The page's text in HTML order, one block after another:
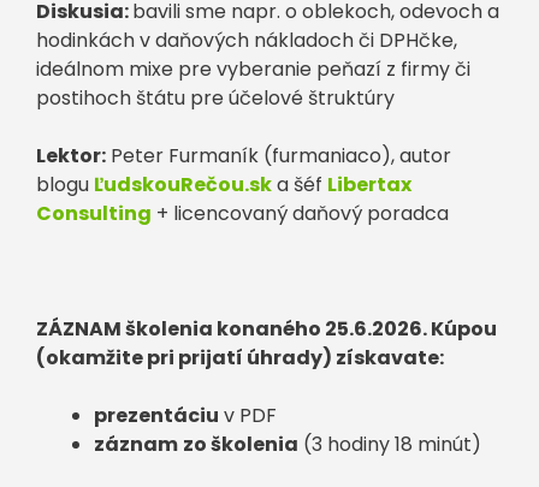
Diskusia:bavili sme napr. o oblekoch, odevoch a
hodinkách v daňových nákladoch či DPHčke,
ideálnom mixe pre vyberanie peňazí z firmy či
postihoch štátu pre účelové štruktúry
Lektor: Peter Furmaník (furmaniaco), autor
blogu ĽudskouRečou.ska šéf Libertax
Consulting + licencovaný daňový poradca
ZÁZNAM školenia konaného 25.6.2026. Kúpou
(okamžite pri prijatí úhrady) získavate:
prezentáciu v PDF
záznam zo školenia (3 hodiny 18 minút)